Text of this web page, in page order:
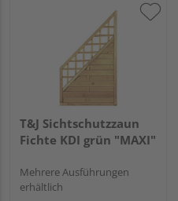
T&J Sichtschutzzaun
Fichte KDI grün "MAXI"
Mehrere Ausführungen
erhältlich